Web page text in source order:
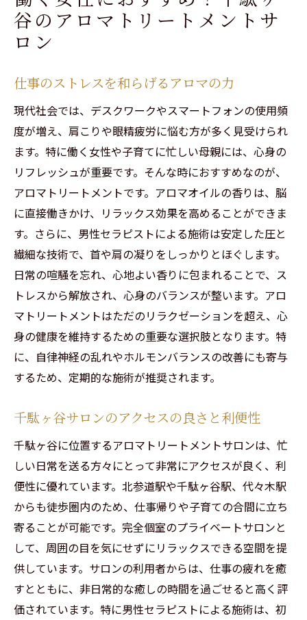
谷のアロマトリートメントサ
ロン
仕事のストレスを和らげるアロマの力
現代社会では、デスクワークやスマートフォンの使用頻
度が増え、肩こりや眼精疲労に悩む方が多く見受けられ
ます。特に働く女性や子育てに忙しい母親には、心身の
リフレッシュが重要です。そんな時におすすめなのが、
アロマトリートメントです。アロマオイルの香りは、脳
に直接働きかけ、リラックス効果を高めることができま
す。さらに、男性セラピストによる施術は安定した圧と
繊細な技術で、首や肩の凝りをしっかりとほぐします。
日常の喧騒を忘れ、心地よい香りに包まれることで、ス
トレスから解放され、心身のバランスが整います。アロ
マトリートメントはただのリラクゼーションを超え、心
身の健康を維持するための重要な選択肢となります。特
に、自律神経の乱れやホルモンバランスの改善にも寄与
するため、定期的な施術が推奨されます。
千駄ヶ谷サロンのアクセスの良さと利便性
千駄ヶ谷に位置するアロマトリートメントサロンは、忙
しい日常を送る方々にとって非常にアクセスが良く、利
便性に優れています。北参道駅や千駄ヶ谷駅、代々木駅
からも徒歩圏内のため、仕事帰りや子育ての合間に立ち
寄ることが可能です。完全個室のプライベートサロンと
して、周囲の目を気にせずにリラックスできる空間を提
供しています。サロンの利用者からは、仕事の疲れを癒
すとともに、非日常的な癒しの時間を過ごせると高く評
価されています。特に男性セラピストによる施術は、初
ご予約はこちらから
ご予約はこちらから